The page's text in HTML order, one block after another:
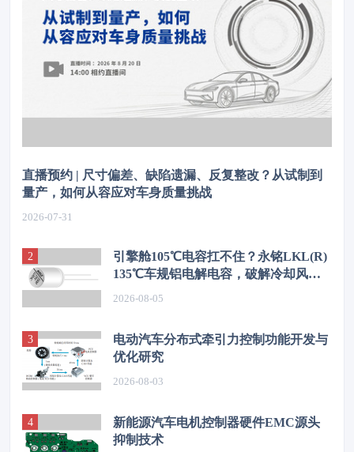
直播预约 | 尺寸偏差、缺陷遗漏、反复整改？从试制到
量产，如何从容应对车身质量挑战
2026-07-31
引擎舱105℃电容扛不住？永铭LKL(R)
135℃车规铝电解电容，破解冷却风扇
2026-08-05
电动汽车分布式牵引力控制功能开发与
优化研究
2026-08-03
新能源汽车电机控制器硬件EMC源头
抑制技术